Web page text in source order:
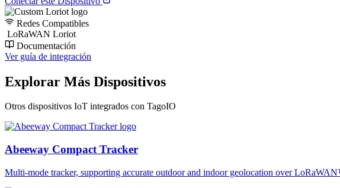
Redes Compatibles
LoRaWAN Loriot
Documentación
Ver guía de integración
Explorar Más Dispositivos
Otros dispositivos IoT integrados con TagoIO
Abeeway Compact Tracker
Multi-mode tracker, supporting accurate outdoor and indoor geolocation over